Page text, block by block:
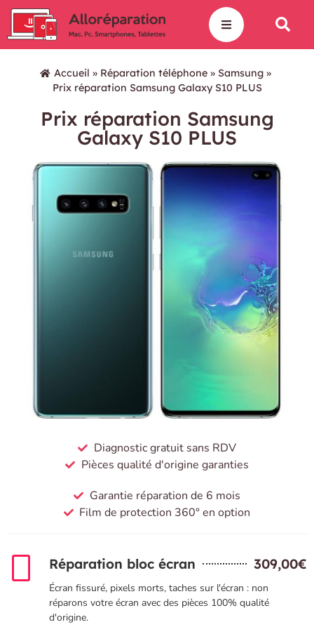
Accueil » Réparation téléphone » Samsung »
Prix réparation Samsung Galaxy S10 PLUS
Prix réparation Samsung
Galaxy S10 PLUS
Diagnostic gratuit sans RDV
Pièces qualité d'origine garanties
Garantie réparation de 6 mois
Film de protection 360° en option
Réparation bloc écran 309,00€
Écran fissuré, pixels morts, taches sur l'écran : non
réparons votre écran avec des pièces 100% qualité
d'origine.